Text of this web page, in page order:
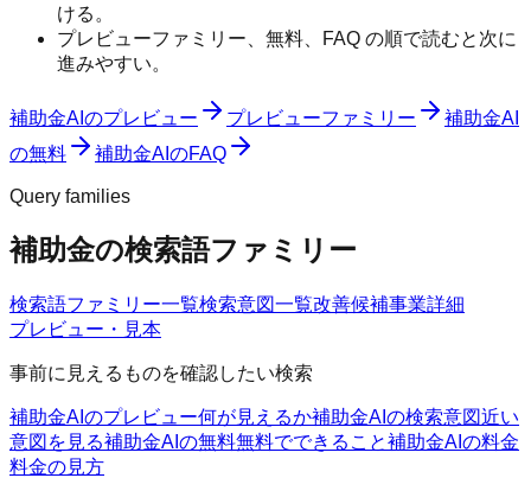
ける。
プレビューファミリー、無料、FAQ の順で読むと次に
進みやすい。
補助金AIのプレビュー プレビューファミリー
補助金AI
の無料
補助金AIのFAQ
Query families
補助金の検索語ファミリー
検索語ファミリー一覧検索意図一覧改善候補事業詳細
プレビュー・見本
事前に見えるものを確認したい検索
補助金AIのプレビュー何が見えるか補助金AIの検索意図近い
意図を見る補助金AIの無料無料でできること補助金AIの料金
料金の見方